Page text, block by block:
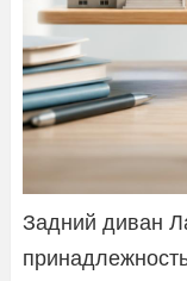
Задний диван